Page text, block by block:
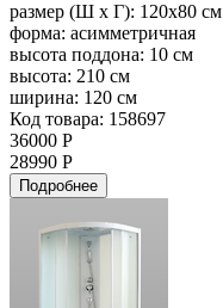
размер (Ш х Г): 120x80 см
форма: асимметричная
высота поддона: 10 см
высота: 210 см
ширина: 120 см
Код товара: 158697
36000 Р
28990 Р
Подробнее